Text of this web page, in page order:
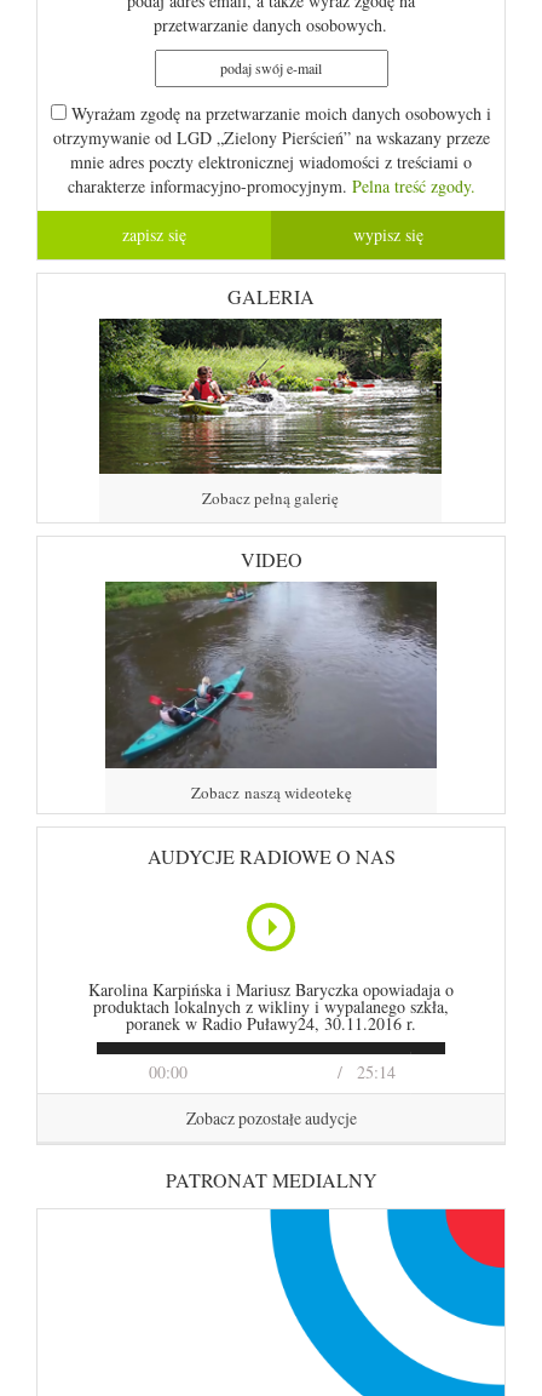
przetwarzanie danych osobowych.
Wyrażam zgodę na przetwarzanie moich danych osobowych i
otrzymywanie od LGD „Zielony Pierścień” na wskazany przeze
mnie adres poczty elektronicznej wiadomości z treściami o
charakterze informacyjno-promocyjnym. Pelna treść zgody.
GALERIA
Zobacz pełną galerię
VIDEO
Zobacz naszą wideotekę
AUDYCJE RADIOWE O NAS
00:00 25:14
Karolina Karpińska i Mariusz Baryczka opowiadaja o
produktach lokalnych z wikliny i wypalanego szkła,
poranek w Radio Puławy24, 30.11.2016 r.
Zobacz pozostałe audycje
PATRONAT MEDIALNY